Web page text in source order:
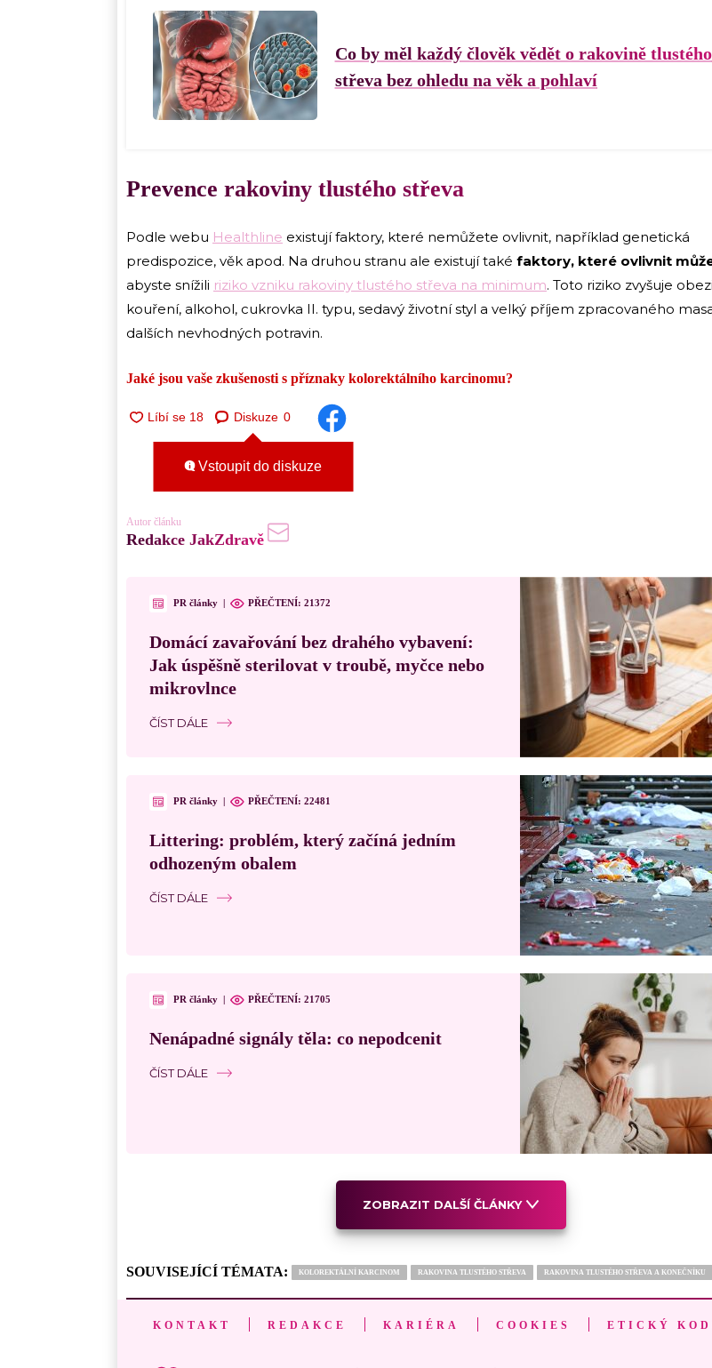
Co by měl každý člověk vědět o rakovině tlustého
střeva bez ohledu na věk a pohlaví
Prevence rakoviny tlustého střeva
Podle webu Healthline existují faktory, které nemůžete ovlivnit, například genetická
predispozice, věk apod. Na druhou stranu ale existují také faktory, které ovlivnit
abyste snížili riziko vzniku rakoviny tlustého střeva na minimum. Toto riziko zvyšuje
kouření, alkohol, cukrovka II. typu, sedavý životní styl a velký příjem zpracovaného
dalších nevhodných potravin.
Jaké jsou vaše zkušenosti s příznaky kolorektálního karcinomu?
Diskuze 0
Vstoupit do diskuze
Autor článku
Redakce JakZdravě
PR články PŘEČTENÍ: 21372
Domácí zavařování bez drahého vybavení:
Jak úspěšně sterilovat v troubě, myčce nebo
mikrovlnce
ČÍST DÁLE
PR články PŘEČTENÍ: 22481
Littering: problém, který začíná jedním
odhozeným obalem
ČÍST DÁLE
PR články PŘEČTENÍ: 21705
Nenápadné signály těla: co nepodcenit
ČÍST DÁLE
ZOBRAZIT DALŠÍ ČLÁNKY
SOUVISEJÍCÍ TÉMATA: KOLOREKTÁLNÍ KARCINOM RAKOVINA TLUSTÉHO STŘEVA RAKOVINA TLUSTÉHO STŘEVA A KONEČNÍKU
KONTAKT REDAKCE KARIÉRA COOKIES ETICKÝ